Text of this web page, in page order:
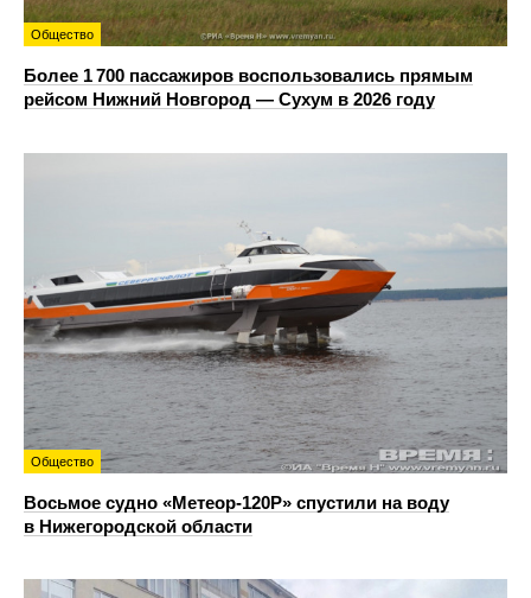
Общество
Более 1 700 пассажиров воспользовались прямым
рейсом Нижний Новгород — Сухум в 2026 году
Общество
Восьмое судно «Метеор-120Р» спустили на воду
в Нижегородской области